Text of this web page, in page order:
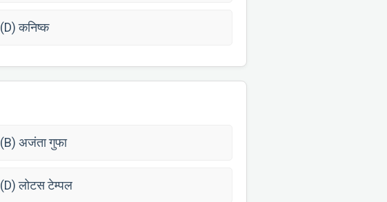
(D) कनिष्क
(B) अजंता गुफा
(D) लोटस टेम्पल